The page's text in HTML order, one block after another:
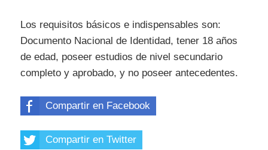
Los requisitos básicos e indispensables son:
Documento Nacional de Identidad, tener 18 años
de edad, poseer estudios de nivel secundario
completo y aprobado, y no poseer antecedentes.
Compartir en Facebook
Compartir en Twitter